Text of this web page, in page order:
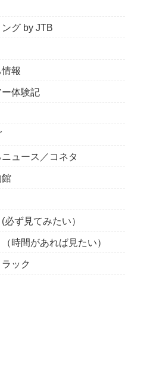
グ by JTB
報
体験記
ュース／コネタ
館
ず見てみたい）
時間があれば見たい）
ック